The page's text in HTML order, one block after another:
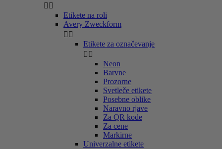
 
Etikete na roli
Avery Zweckform
 
Etikete za označevanje
 
Neon
Barvne
Prozorne
Svetleče etikete
Posebne oblike
Naravno rjave
Za QR kode
Za cene
Markirne
Univerzalne etikete